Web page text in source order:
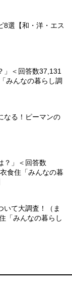
8選【和・洋・エス
」＜回答数37,131
みんなの暮らし調
なる！ピーマンの
？」＜回答数
食住「みんなの暮
いて大調査！（ま
「みんなの暮らし